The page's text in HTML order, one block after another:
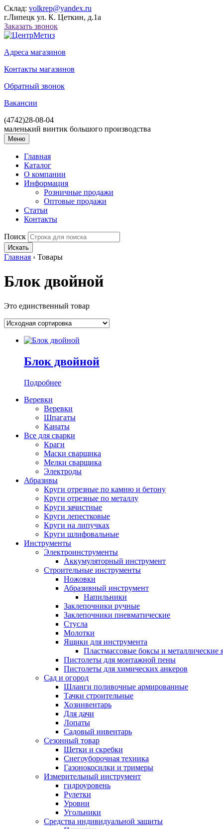
Склад: volkrep@yandex.ru
г.Липецк ул. К. Цеткин, д.1а
Заказать звонок
Адреса магазинов
Контакты магазинов
Обратный звонок
Вакансии
(4742)28-08-04
маленький винтик большого производства
Меню
Главная
Каталог
О компании
Информация
Розничные продажи
Оптовые продажи
Статьи
Контакты
Поиск
Искать
Главная › Товары
Блок двойной
Это единственный товар
Блок двойной
Подробнее
Веревки
Веревки
Шпагаты
Канаты
Все для сварки
Краги
Маски сварщика
Мелки сварщика
Электроды
Абразивы
Круги отрезные по камню и бетону
Круги отрезные по металлу
Круги зачистные
Круги лепестковые
Круги на липучках
Круги шлифовальные
Инструменты
Электроинструменты
Аккумуляторный инструмент
Строительные инструменты
Ножовки
Абразивный инструмент
Напильники
Заклепочники ручные
Заклепочники пневматические
Стусла
Молотки
Ящики для инструмента
Пластмассовые боксы и металлические
Пистолеты для монтажной пены
Пистолеты для химических анкеров
Сад и огород
Шланги поливочные армированные
Тачки строительные
Хозинвентарь
Для дачи
Лопаты
Садовый инвентарь
Сезонный товар
Щетки и скребки
Снегоуборочная техника
Газонокосилки и тримеры
Измерительный инструмент
гидроуровень
Рулетки
Уровни
Угольники
Средства индивидуальной защиты